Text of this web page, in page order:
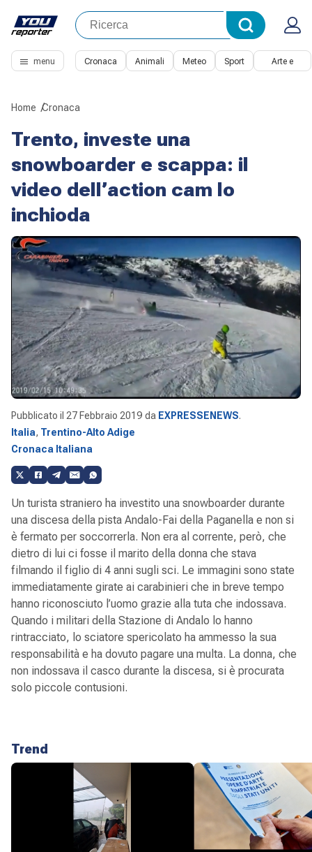
menu Cronaca Animali Meteo Sport Arte e
Home Cronaca
Trento, investe una
snowboarder e scappa: il
video dell’action cam lo
inchioda
Pubblicato il 27 Febbraio 2019 da EXPRESSENEWS.
Italia, Trentino-Alto Adige
Cronaca Italiana
Un turista straniero ha investito una snowboarder durante
una discesa della pista Andalo-Fai della Paganella e non si
è fermato per soccorrerla. Non era al corrente, però, che
dietro di lui ci fosse il marito della donna che stava
filmando il figlio di 4 anni sugli sci. Le immagini sono state
immediatamente girate ai carabinieri che in breve tempo
hanno riconosciuto l’uomo grazie alla tuta che indossava.
Quando i militari della Stazione di Andalo lo hanno
rintracciato, lo sciatore spericolato ha ammesso la sua
responsabilità e ha dovuto pagare una multa. La donna, che
non indossava il casco durante la discesa, si è procurata
solo piccole contusioni.
Trend